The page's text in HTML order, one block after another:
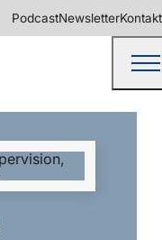
PodcastNewsletterKontakt